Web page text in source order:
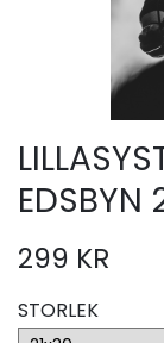
EDSBYN
299 KR
STORLEK